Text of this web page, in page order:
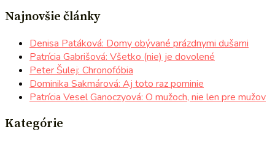
Najnovšie články
Denisa Patáková: Domy obývané prázdnymi dušami
Patrícia Gabrišová: Všetko (nie) je dovolené
Peter Šulej: Chronofóbia
Dominika Sakmárová: Aj toto raz pominie
Patrícia Vesel Ganoczyová: O mužoch, nie len pre mužov
Kategórie